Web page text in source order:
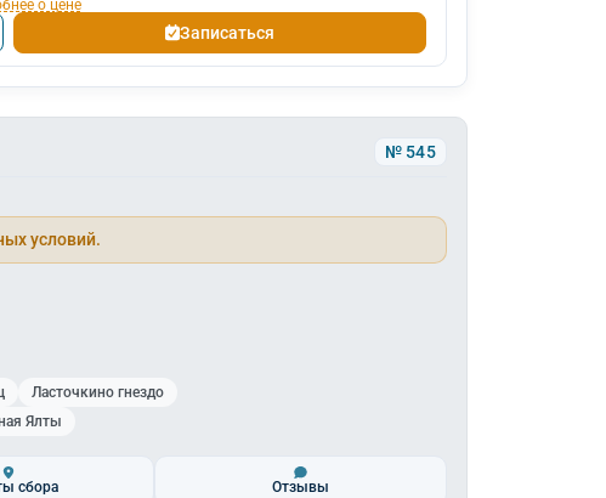
о цене
Записаться
№ 545
условий.
Ласточкино гнездо
Ялты
сбора Отзывы